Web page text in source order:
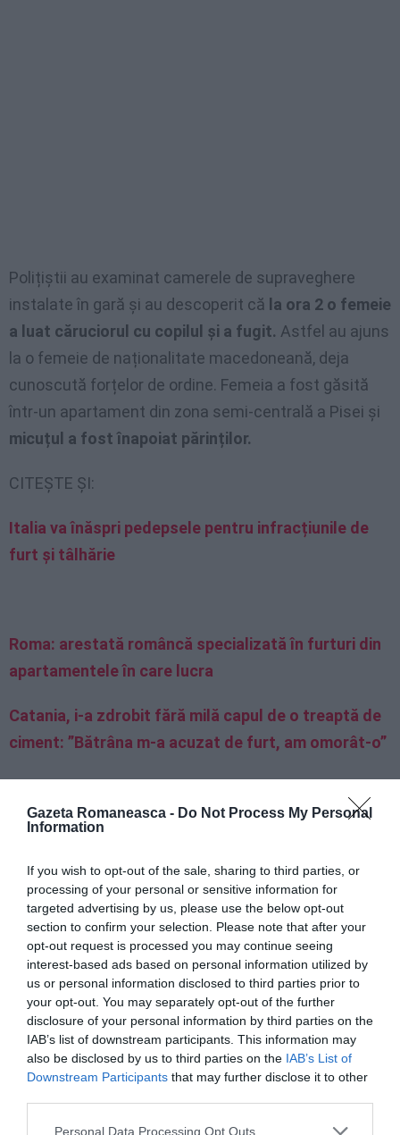
Gazeta Romaneasca - Do Not Process My Personal
Information
If you wish to opt-out of the sale, sharing to third parties, or
processing of your personal or sensitive information for
targeted advertising by us, please use the below opt-out
section to confirm your selection. Please note that after your
opt-out request is processed you may continue seeing
interest-based ads based on personal information utilized by
us or personal information disclosed to third parties prior to
your opt-out. You may separately opt-out of the further
disclosure of your personal information by third parties on the
IAB’s list of downstream participants. This information may
also be disclosed by us to third parties on the IAB’s List of
Downstream Participants that may further disclose it to other
Personal Data Processing Opt Outs
Polițiștii au examinat camerele de supraveghere
instalate în gară și au descoperit că la ora 2 o femeie
a luat căruciorul cu copilul și a fugit. Astfel au ajuns
la o femeie de naționalitate macedoneană, deja
cunoscută forțelor de ordine. Femeia a fost găsită
într-un apartament din zona semi-centrală a Pisei și
micuțul a fost înapoiat părinților.
CITEȘTE ȘI:
Italia va înăspri pedepsele pentru infracțiunile de
furt și tâlhărie
Roma: arestată româncă specializată în furturi din
apartamentele în care lucra
Catania, i-a zdrobit fără milă capul de o treaptă de
ciment: ”Bătrâna m-a acuzat de furt, am omorât-o”
sechestrată, circula fără asigurare auto obligatorie
arestaţi în flagrant, alţi 14 au fost denunţaţi